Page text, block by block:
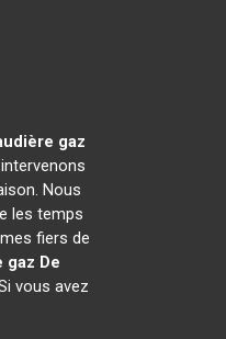
gaz
Nous
les temps
fiers de
gaz De
vous avez